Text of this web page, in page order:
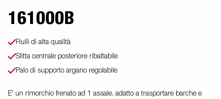
161000B
Rulli di alta qualità
Slitta centrale posteriore ribaltabile
Palo di supporto argano regolabile
E' un rimorchio frenato ad 1 assale, adatto a trasportare barche e